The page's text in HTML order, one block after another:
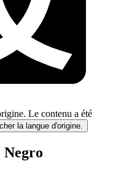
Le contenu a été
la langue d'origine.
Negro